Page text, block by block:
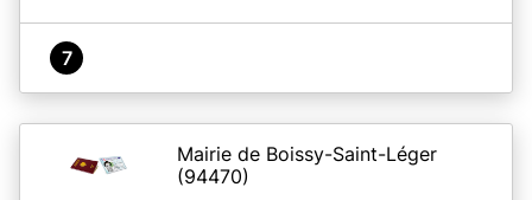
7
Mairie de Boissy-Saint-Léger
(94470)